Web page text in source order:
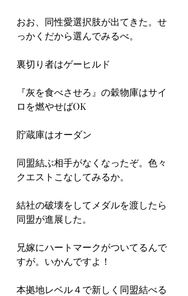
おお、同性愛選択肢が出てきた。せ
っかくだから選んでみるべ。
裏切り者はゲーヒルド
『灰を食べさせろ』の穀物庫はサイ
ロを燃やせばOK
貯蔵庫はオーダン
同盟結ぶ相手がなくなったぞ。色々
クエストこなしてみるか。
結社の破壊をしてメダルを渡したら
同盟が進展した。
兄嫁にハートマークがついてるんで
すが。いかんですよ！
本拠地レベル４で新しく同盟結べる